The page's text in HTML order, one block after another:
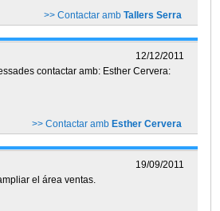
>> Contactar amb Tallers Serra
12/12/2011
contactar amb: Esther Cervera:
>> Contactar amb Esther Cervera
19/09/2011
el área ventas.